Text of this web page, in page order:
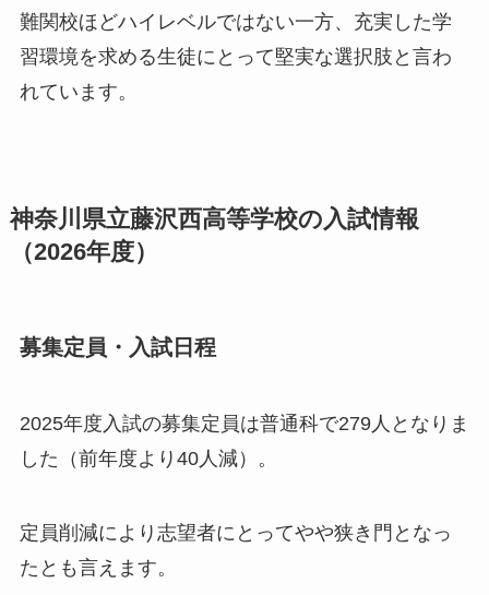
難関校ほどハイレベルではない一方、充実した学
習環境を求める生徒にとって堅実な選択肢と言わ
れています。
神奈川県立藤沢西高等学校の入試情報
（2026年度）
募集定員・入試日程
2025年度入試の募集定員は普通科で279人となりま
した（前年度より40人減）。
定員削減により志望者にとってやや狭き門となっ
たとも言えます。